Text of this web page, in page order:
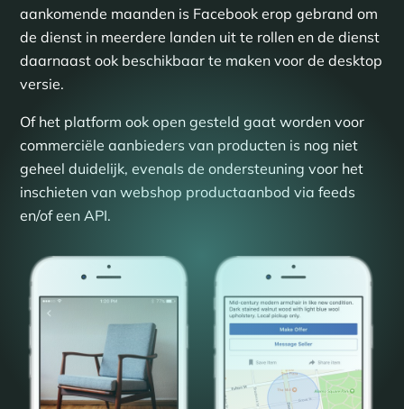
aankomende maanden is Facebook erop gebrand om
de dienst in meerdere landen uit te rollen en de dienst
daarnaast ook beschikbaar te maken voor de desktop
versie.
Of het platform ook open gesteld gaat worden voor
commerciële aanbieders van producten is nog niet
geheel duidelijk, evenals de ondersteuning voor het
inschieten van webshop productaanbod via feeds
en/of een API.